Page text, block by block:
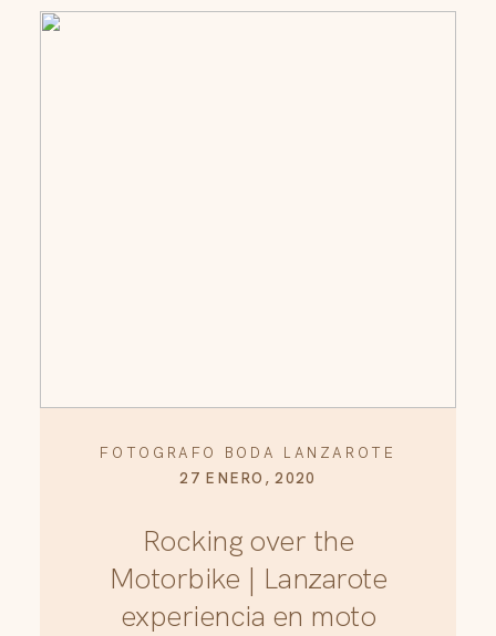
FOTOGRAFO BODA LANZAROTE
27 ENERO, 2020
Rocking over the
Motorbike | Lanzarote
experiencia en moto